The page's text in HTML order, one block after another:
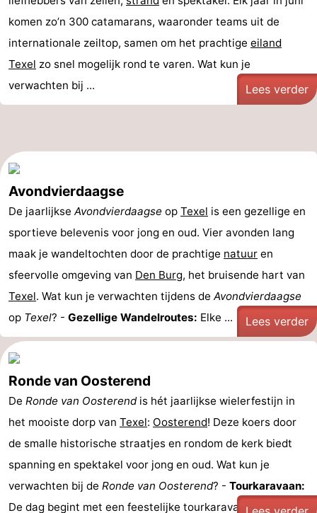
komen zo’n 300 catamarans, waaronder teams uit de
internationale zeiltop, samen om het prachtige eiland
Texel zo snel mogelijk rond te varen. Wat kun je
verwachten bij ...
Lees verder
Avondvierdaagse
De jaarlijkse Avondvierdaagse op Texel is een gezellige en
sportieve belevenis voor jong en oud. Vier avonden lang
maak je wandeltochten door de prachtige natuur en
sfeervolle omgeving van Den Burg, het bruisende hart van
Texel. Wat kun je verwachten tijdens de Avondvierdaagse
op Texel? - Gezellige Wandelroutes: Elke ... Lees verder
Ronde van Oosterend
De Ronde van Oosterendis hét jaarlijkse wielerfestijn in
het mooiste dorp van Texel: Oosterend! Deze koers door
de smalle historische straatjes en rondom de kerk biedt
spanning en spektakel voor jong en oud. Wat kun je
verwachten bij de Ronde van Oosterend? - Tourkaravaan:
De dag begint met een feestelijke tourkaravaan ...